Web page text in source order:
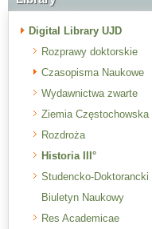
Digital Library UJD
Rozprawy doktorskie
Czasopisma Naukowe
Wydawnictwa zwarte
Ziemia Częstochowska
Rozdroża
Historia III°
Studencko-Doktorancki
Biuletyn Naukowy
Res Academicae